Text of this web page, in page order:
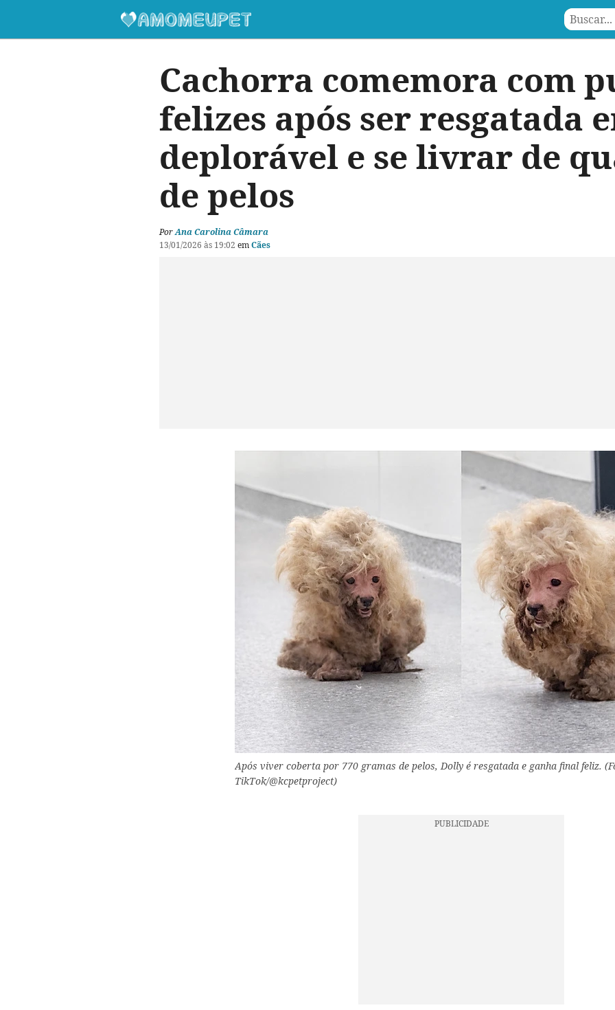
Cachorra comemora com
felizes após ser resgatada
deplorável e se livrar de
de pelos
PorAna Carolina Câmara
13/01/2026 às 19:02 emCães
Após viver coberta por 770 gramas de pelos, Dolly é resgatada e ganha final feliz.
TikTok/@kcpetproject)